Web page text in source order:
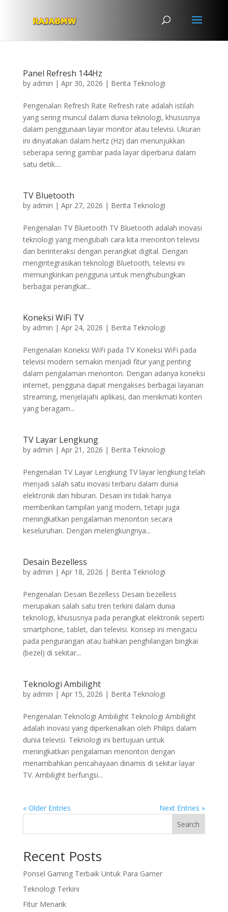
Panel Refresh 144Hz
by admin | Apr 30, 2026 | Berita Teknologi
Pengenalan Refresh Rate Refresh rate adalah istilah
yang sering muncul dalam dunia teknologi, khususnya
dalam penggunaan layar monitor atau televisi. Ukuran
ini dinyatakan dalam hertz (Hz) dan menunjukkan
seberapa sering gambar pada layar diperbarui dalam
satu detik....
TV Bluetooth
by admin | Apr 27, 2026 | Berita Teknologi
Pengenalan TV Bluetooth TV Bluetooth adalah inovasi
teknologi yang mengubah cara kita menonton televisi
dan berinteraksi dengan perangkat digital. Dengan
mengintegrasikan teknologi Bluetooth, televisi ini
memungkinkan pengguna untuk menghubungkan
berbagai perangkat...
Koneksi WiFi TV
by admin | Apr 24, 2026 | Berita Teknologi
Pengenalan Koneksi WiFi pada TV Koneksi WiFi pada
televisi modern semakin menjadi fitur yang penting
dalam pengalaman menonton. Dengan adanya koneksi
internet, pengguna dapat mengakses berbagai layanan
streaming, menjelajahi aplikasi, dan menikmati konten
yang beragam...
TV Layar Lengkung
by admin | Apr 21, 2026 | Berita Teknologi
Pengenalan TV Layar Lengkung TV layar lengkung telah
menjadi salah satu inovasi terbaru dalam dunia
elektronik dan hiburan. Desain ini tidak hanya
memberikan tampilan yang modern, tetapi juga
meningkatkan pengalaman menonton secara
keseluruhan. Dengan melengkungnya...
Desain Bezelless
by admin | Apr 18, 2026 | Berita Teknologi
Pengenalan Desain Bezelless Desain bezelless
merupakan salah satu tren terkini dalam dunia
teknologi, khususnya pada perangkat elektronik seperti
smartphone, tablet, dan televisi. Konsep ini mengacu
pada pengurangan atau bahkan penghilangan bingkai
(bezel) di sekitar...
Teknologi Ambilight
by admin | Apr 15, 2026 | Berita Teknologi
Pengenalan Teknologi Ambilight Teknologi Ambilight
adalah inovasi yang diperkenalkan oleh Philips dalam
dunia televisi. Teknologi ini bertujuan untuk
meningkatkan pengalaman menonton dengan
menambahkan pencahayaan dinamis di sekitar layar
TV. Ambilight berfungsi...
« Older Entries
Next Entries »
Search
Recent Posts
Ponsel Gaming Terbaik Untuk Para Gamer
Teknologi Terkini
Fitur Menarik